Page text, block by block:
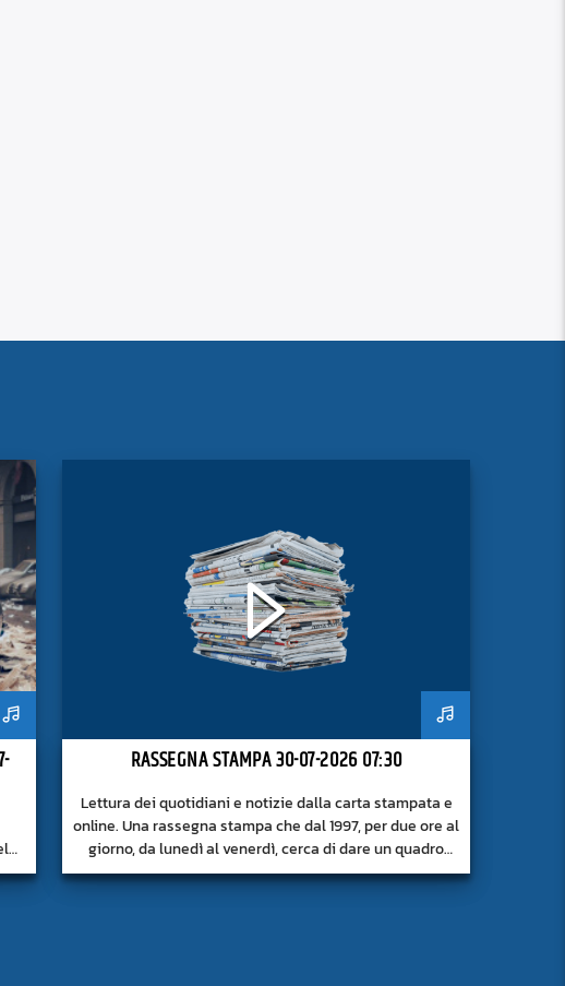
RASSEGNA STAMPA 30-07-2026 07:30
Lettura dei quotidiani e notizie dalla carta stampata e
online. Una rassegna stampa che dal 1997, per due ore al
giorno, da lunedì al venerdì, cerca di dare un quadro
approfondito delle notizie del giorno, senza fermarsi